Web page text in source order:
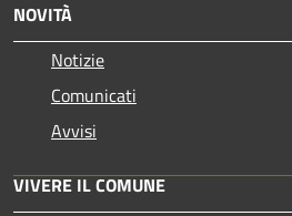
NOVITÀ
Notizie
Comunicati
Avvisi
VIVERE IL COMUNE